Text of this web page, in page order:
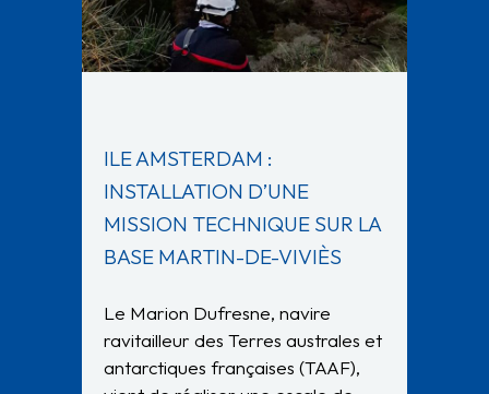
ILE AMSTERDAM :
INSTALLATION D’UNE
MISSION TECHNIQUE SUR LA
BASE MARTIN-DE-VIVIÈS
Le Marion Dufresne, navire
ravitailleur des Terres australes et
antarctiques françaises (TAAF),